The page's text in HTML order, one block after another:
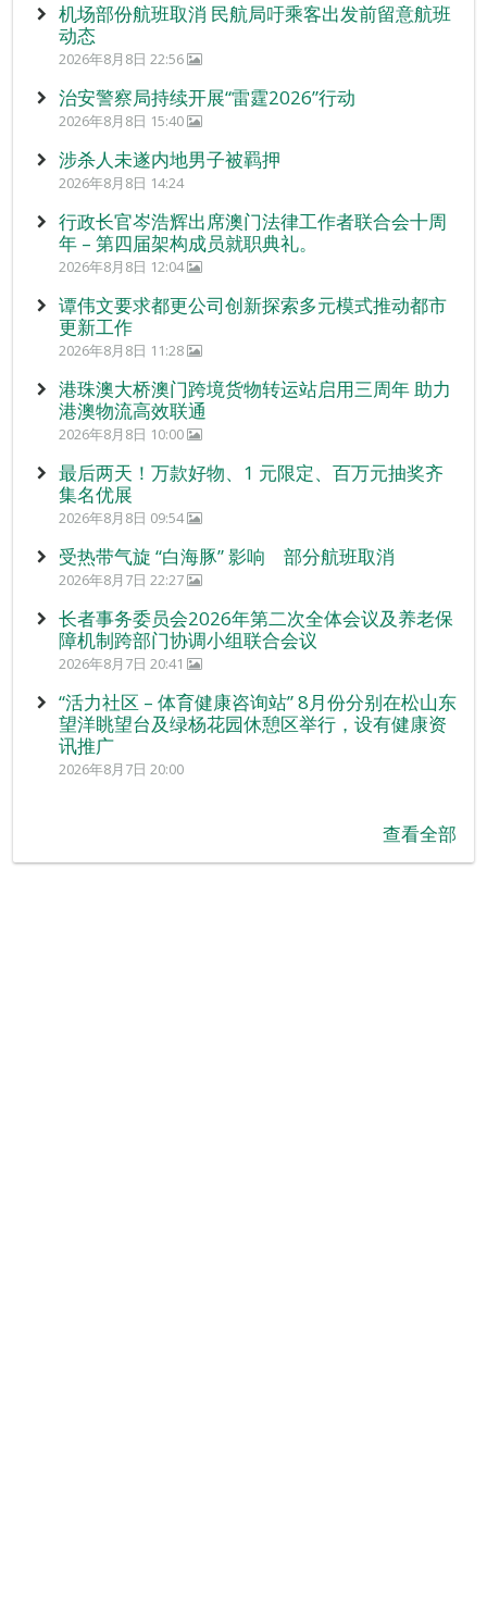
机场部份航班取消 民航局吁乘客出发前留意航班
动态
2026年8月8日 22:56
治安警察局持续开展“雷霆2026”行动
2026年8月8日 15:40
涉杀人未遂内地男子被羁押
2026年8月8日 14:24
行政长官岑浩辉出席澳门法律工作者联合会十周
年 – 第四届架构成员就职典礼。
2026年8月8日 12:04
谭伟文要求都更公司创新探索多元模式推动都市
更新工作
2026年8月8日 11:28
港珠澳大桥澳门跨境货物转运站启用三周年 助力
港澳物流高效联通
2026年8月8日 10:00
最后两天！万款好物、1 元限定、百万元抽奖齐
集名优展
2026年8月8日 09:54
受热带气旋 “白海豚” 影响 部分航班取消
2026年8月7日 22:27
长者事务委员会2026年第二次全体会议及养老保
障机制跨部门协调小组联合会议
2026年8月7日 20:41
“活力社区 – 体育健康咨询站” 8月份分别在松山东
望洋眺望台及绿杨花园休憩区举行，设有健康资
讯推广
2026年8月7日 20:00
查看全部